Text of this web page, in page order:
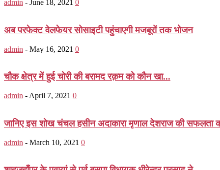
admin - June 18, 2021 0
अब परफेक्ट वेलफेयर सोसाइटी पहुंचाएगी मजबूरों तक भोजन
admin - May 16, 2021 0
चौक क्षेत्र में हुई चोरी की बरामद रक़म को कौन खा...
admin - April 7, 2021 0
जानिए इस शोख चंचल हसीन अदाकारा मृणाल देशराज की सफलता
admin - March 10, 2021 0